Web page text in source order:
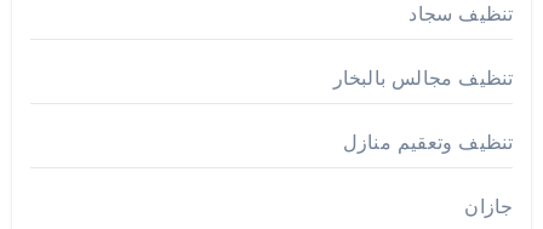
تنظيف سجاد
تنظيف مجالس بالبخار
تنظيف وتعقيم منازل
جازان